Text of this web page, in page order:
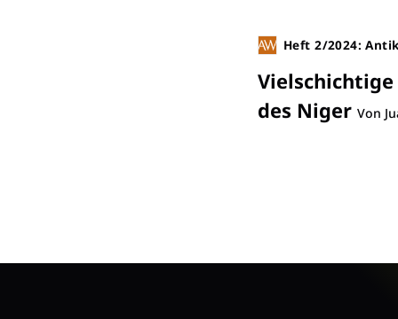
Heft 2/2024:
des Niger Von